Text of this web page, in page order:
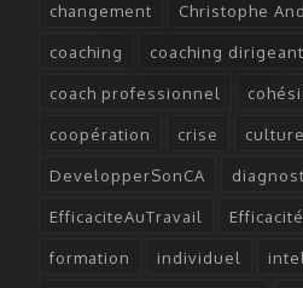
changement Christophe
coaching coaching
coach professionnel
coopération crise
DevelopperSonCA
EfficaciteAuTravail
formation individuel